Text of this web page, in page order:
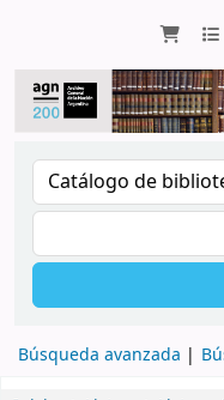
Búsqueda avanzada